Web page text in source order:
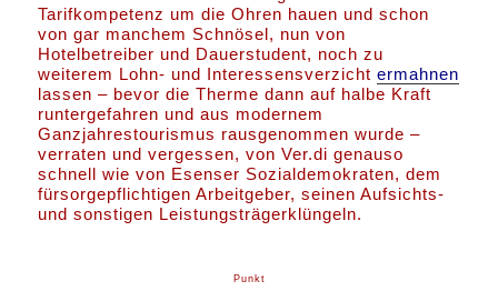
Tarifkompetenz um die Ohren hauen und schon
von gar manchem Schnösel, nun von
Hotelbetreiber und Dauerstudent, noch zu
weiterem Lohn- und Interessensverzichtermahnen
lassen – bevor die Therme dann auf halbe Kraft
runtergefahren und aus modernem
Ganzjahrestourismus rausgenommen wurde –
verraten und vergessen, von Ver.di genauso
schnell wie von Esenser Sozialdemokraten, dem
fürsorgepflichtigen Arbeitgeber, seinen Aufsichts-
und sonstigen Leistungsträgerklüngeln.
Punkt